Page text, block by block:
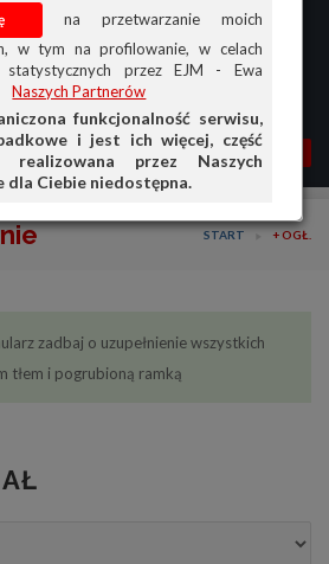
na przetwarzanie moich
w tym na profilowanie, w celach
statystycznych przez EJM - Ewa
Naszych Partnerów
funkcjonalność serwisu,
i jest ich więcej, część
realizowana przez Naszych
dla Ciebie niedostępna.
MOJA AG
PRZEGLĄD
DOŁADUJ KONTO
KOSZYK
START + OGŁ.
zadbaj o uzupełnienie wszystkich
tłem i pogrubioną ramką